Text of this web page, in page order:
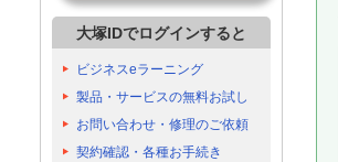
大塚IDでログインすると
ビジネスeラーニング
製品・サービスの無料お試し
お問い合わせ・修理のご依頼
契約確認・各種お手続き